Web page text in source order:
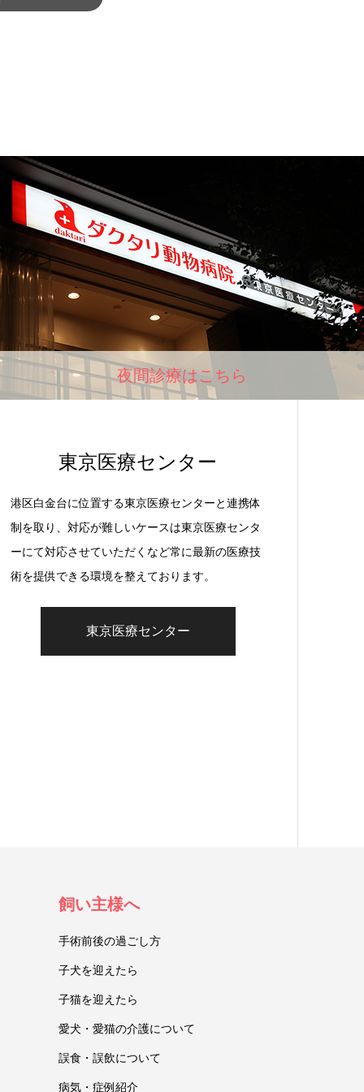
夜間診療はこちら
東京医療センター
港区白金台に位置する東京医療センターと連携体
制を取り、対応が難しいケースは東京医療センタ
ーにて対応させていただくなど常に最新の医療技
術を提供できる環境を整えております。
東京医療センター
飼い主様へ
手術前後の過ごし方
子犬を迎えたら
子猫を迎えたら
愛犬・愛猫の介護について
誤食・誤飲について
病気・症例紹介